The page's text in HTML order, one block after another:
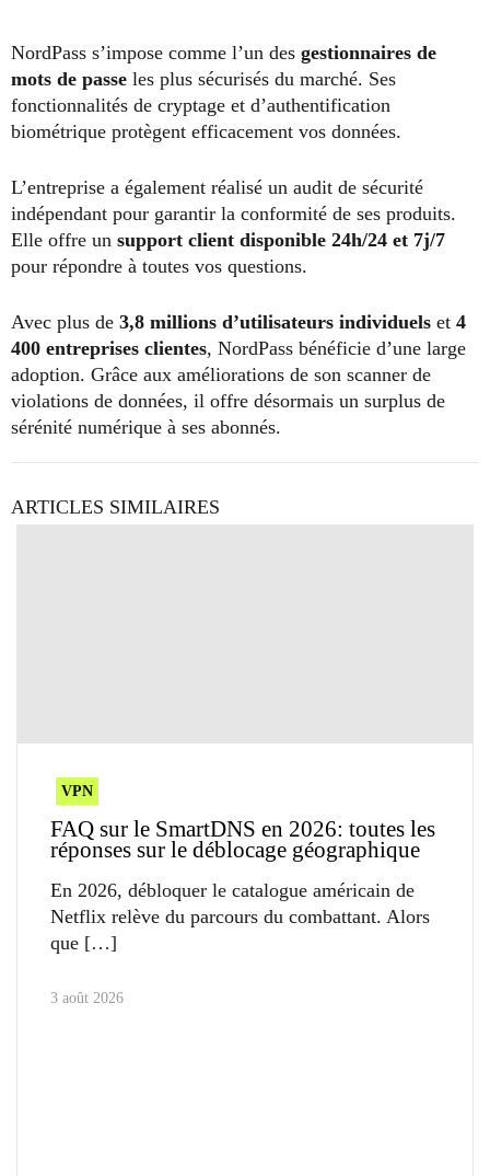
NordPass s’impose comme l’un des gestionnaires de
mots de passe les plus sécurisés du marché. Ses
fonctionnalités de cryptage et d’authentification
biométrique protègent efficacement vos données.
L’entreprise a également réalisé un audit de sécurité
indépendant pour garantir la conformité de ses produits.
Elle offre un support client disponible 24h/24 et 7j/7
pour répondre à toutes vos questions.
Avec plus de 3,8 millions d’utilisateurs individuels et 4
400 entreprises clientes, NordPass bénéficie d’une large
adoption. Grâce aux améliorations de son scanner de
violations de données, il offre désormais un surplus de
sérénité numérique à ses abonnés.
ARTICLES SIMILAIRES
VPN
FAQ sur le SmartDNS en 2026: toutes les
réponses sur le déblocage géographique
En 2026, débloquer le catalogue américain de
Netflix relève du parcours du combattant. Alors
que
3 août 2026